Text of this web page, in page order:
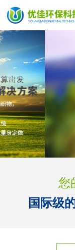
关于我们
产品中心
施工案例
新闻中心
联系我们
您
国际级